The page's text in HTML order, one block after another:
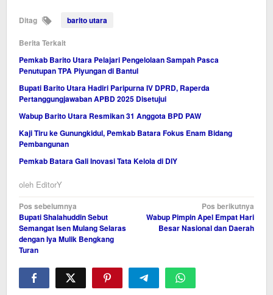
Ditag barito utara
Berita Terkait
Pemkab Barito Utara Pelajari Pengelolaan Sampah Pasca
Penutupan TPA Piyungan di Bantul
Bupati Barito Utara Hadiri Paripurna IV DPRD, Raperda
Pertanggungjawaban APBD 2025 Disetujui
Wabup Barito Utara Resmikan 31 Anggota BPD PAW
Kaji Tiru ke Gunungkidul, Pemkab Batara Fokus Enam Bidang
Pembangunan
Pemkab Batara Gali Inovasi Tata Kelola di DIY
oleh EditorY
Navigasi
pos
Pos sebelumnya
Bupati Shalahuddin Sebut
Semangat Isen Mulang Selaras
dengan Iya Mulik Bengkang
Turan
Pos berikutnya
Wabup Pimpin Apel Empat Hari
Besar Nasional dan Daerah